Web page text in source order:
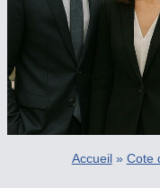
Accueil» Cote